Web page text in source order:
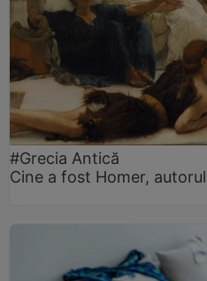
#Grecia Antică
Cine a fost Homer,